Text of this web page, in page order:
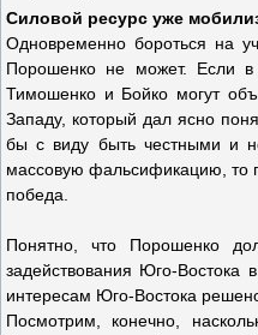
Силовой ресурс уже
Одновременно бороться на
Порошенко не может. Если в
Тимошенко и Бойко могут
Западу, который дал ясно
бы с виду быть честными и
массовую фальсификацию, то
победа.
Понятно, что Порошенко
задействования Юго-Востока
интересам Юго-Востока
Посмотрим, конечно,